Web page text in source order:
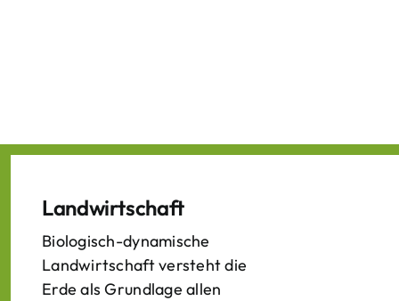
Landwirtschaft
Biologisch-dynamische
Landwirtschaft versteht die
Erde als Grundlage allen